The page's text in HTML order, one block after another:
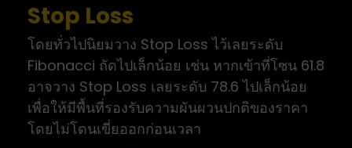
Stop Loss
โดยทั่วไปนิยมวาง Stop Loss ไว้เลยระดับ
Fibonacci ถัดไปเล็กน้อย เช่น หากเข้าที่โซน 61.8
อาจวาง Stop Loss เลยระดับ 78.6 ไปเล็กน้อย
เพื่อให้มีพื้นที่รองรับความผันผวนปกติของราคา
โดยไม่โดนเขี่ยออกก่อนเวลา